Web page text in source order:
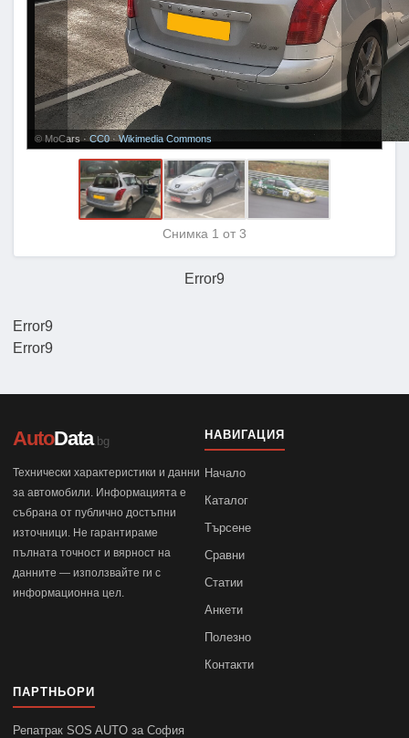
Error9
© MoCars · CC0 ·Wikimedia Commons
Снимка 1 от 3
Error9
Error9
AutoData.bg
Технически характеристики и данни
за автомобили. Информацията е
събрана от публично достъпни
източници. Не гарантираме
пълната точност и вярност на
данните — използвайте ги с
информационна цел.
НАВИГАЦИЯ
Начало
Каталог
Търсене
Сравни
Статии
Анкети
Полезно
Контакти
ПАРТНЬОРИ
Репатрак SOS AUTO за София